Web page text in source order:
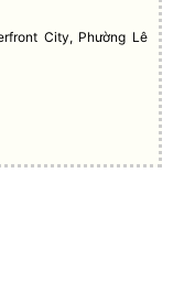
City, Phường Lê